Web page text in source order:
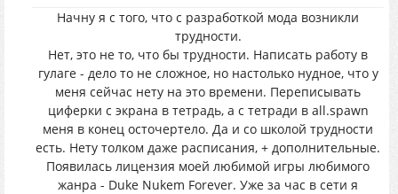
Начну я с того, что с разработкой мода возникли
трудности.
Нет, это не то, что бы трудности. Написать работу в
гулаге - дело то не сложное, но настолько нудное, что у
меня сейчас нету на это времени. Переписывать
циферки с экрана в тетрадь, а с тетради в all.spawn
меня в конец осточертело. Да и со школой трудности
есть. Нету толком даже расписания, + дополнительные.
Появилась лицензия моей любимой игры любимого
жанра - Duke Nukem Forever. Уже за час в сети я